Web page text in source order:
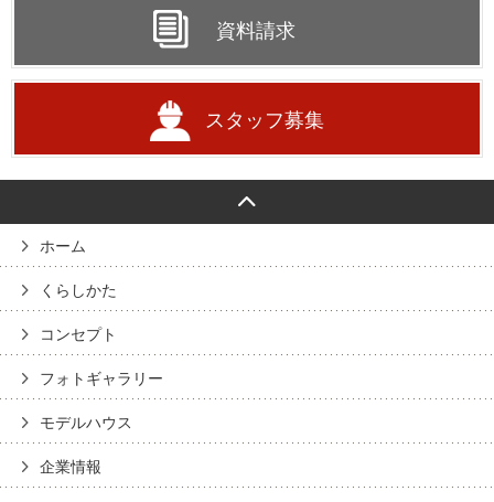
資料請求
スタッフ募集
ホーム
くらしかた
コンセプト
フォトギャラリー
モデルハウス
企業情報